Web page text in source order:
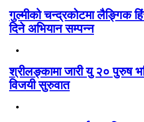
गुल्मीको चन्द्रकोटमा लैङ्गिक
दिने अभियान सम्पन्न
श्रीलङ्कामा जारी यु २० पुरुष
विजयी सुरुवात